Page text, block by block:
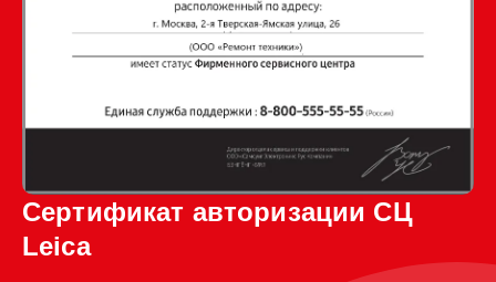
Сертификат авторизации СЦ
Leica